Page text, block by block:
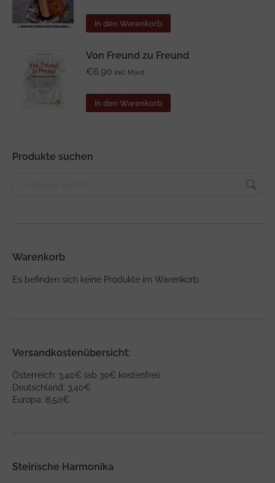
In den Warenkorb
Von Freund zu Freund
€6.90 inkl. Mwst
In den Warenkorb
Produkte suchen
Warenkorb
Es befinden sich keine Produkte im Warenkorb.
Versandkostenübersicht:
Österreich: 3,40€ (ab 30€ kostenfrei)
Deutschland: 3,40€
Europa: 8,50€
Steirische Harmonika